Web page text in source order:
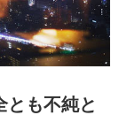
も不純と